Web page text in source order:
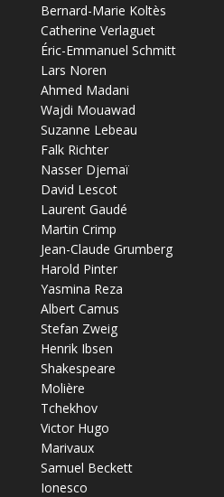
Bernard-Marie Koltès
Catherine Verlaguet
Éric-Emmanuel Schmitt
Lars Noren
Ahmed Madani
Wajdi Mouawad
Suzanne Lebeau
Falk Richter
Nasser Djemaï
David Lescot
Laurent Gaudé
Martin Crimp
Jean-Claude Grumberg
Harold Pinter
Yasmina Reza
Albert Camus
Stefan Zweig
Henrik Ibsen
Shakespeare
Molière
Tchekhov
Victor Hugo
Marivaux
Samuel Beckett
Ionesco